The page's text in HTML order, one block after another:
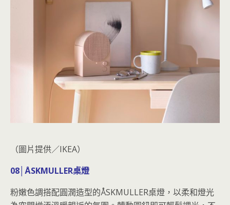
（圖片提供／IKEA）
08│ÅSKMULLER桌燈
粉嫩色調搭配圓潤造型的ÅSKMULLER桌燈，以柔和燈光